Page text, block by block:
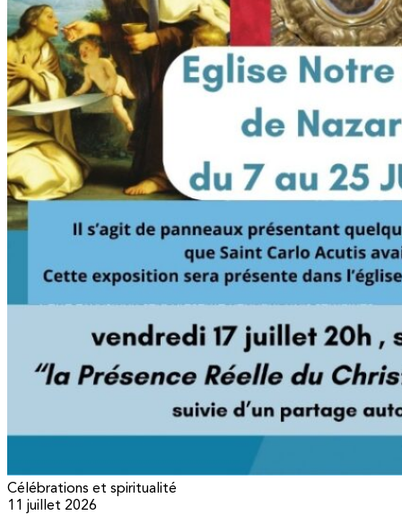
Célébrations et spiritualité
11 juillet 2026